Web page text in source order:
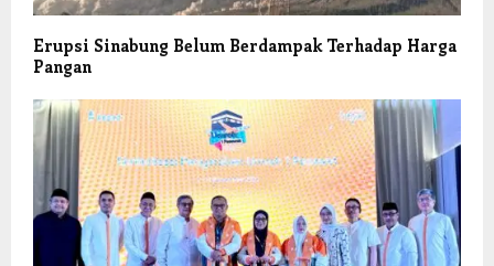
Erupsi Sinabung Belum Berdampak Terhadap Harga
Pangan